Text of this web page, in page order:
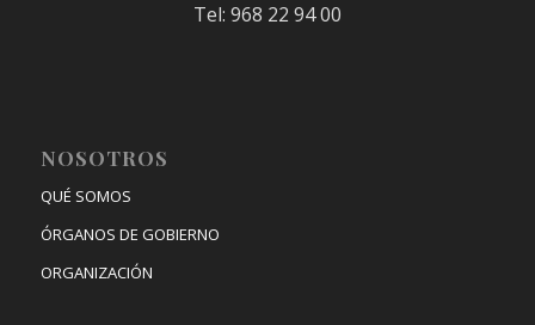
Tel: 968 22 94 00
NOSOTROS
QUÉ SOMOS
ÓRGANOS DE GOBIERNO
ORGANIZACIÓN